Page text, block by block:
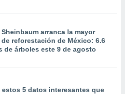
arranca la mayor
reforestación de México: 6.6
de árboles este 9 de agosto
estos 5 datos interesantes que